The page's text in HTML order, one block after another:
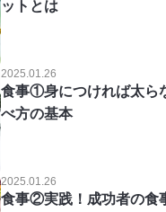
ットとは
2025.01.26
食事①身につければ太ら
べ方の基本
2025.01.26
食事②実践！成功者の食